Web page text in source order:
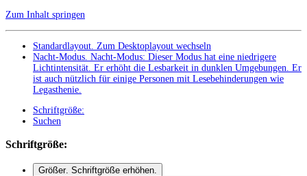
Zum Inhalt springen
Standardlayout. Zum Desktoplayout wechseln
Nacht-Modus. Nacht-Modus: Dieser Modus hat eine niedrigere
Lichtintensität. Er erhöht die Lesbarkeit in dunklen Umgebungen. Er
ist auch nützlich für einige Personen mit Lesebehinderungen wie
Legasthenie.
Schriftgröße:
Suchen
Schriftgröße:
Größer. Schriftgröße erhöhen.